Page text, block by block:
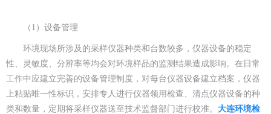
（1）设备管理
环境现场所涉及的采样仪器种类和台数较多，仪器设备的稳定
性、灵敏度、分辨率等均会对环境样品的监测结果造成影响。在日常
工作中应建立完善的设备管理制度，对每台仪器设备建立档案，仪器
上粘贴唯一性标识，安排专人进行仪器领用检查、清点仪器设备的种
类和数量，定期将采样仪器送至技术监督部门进行校准。 大连环境检